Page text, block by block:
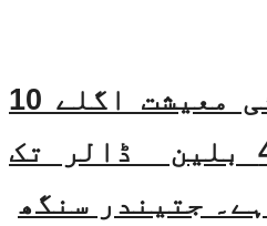
بھارت کی خلائی معیشت اگلے 10
سالوں میں 45 بلین ڈالر تک
جتیندر سنگھ